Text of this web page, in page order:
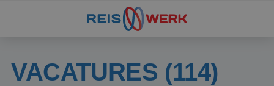
VACATURES (114)